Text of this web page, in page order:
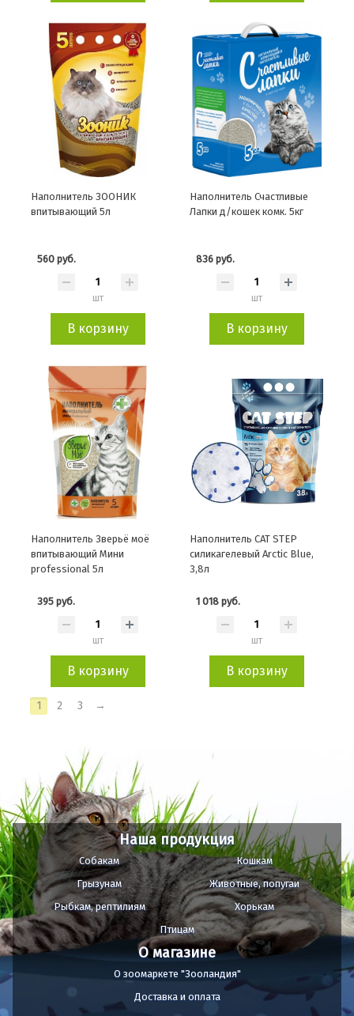
Наполнитель ЗООНИК
впитывающий 5л
560 руб.
шт
В корзину
Наполнитель Счастливые
Лапки д/кошек комк. 5кг
836 руб.
шт
В корзину
Наполнитель Зверьё моё
впитывающий Мини
professional 5л
395 руб.
шт
В корзину
Наполнитель CAT STEP
силикагелевый Arctic Blue,
3,8л
1 018 руб.
шт
В корзину
1 2 3 →
Наша продукция
Собакам
Кошкам
Грызунам
Животные, попугаи
Рыбкам, рептилиям
Хорькам
Птицам
О магазине
О зоомаркете "Зооландия"
Доставка и оплата